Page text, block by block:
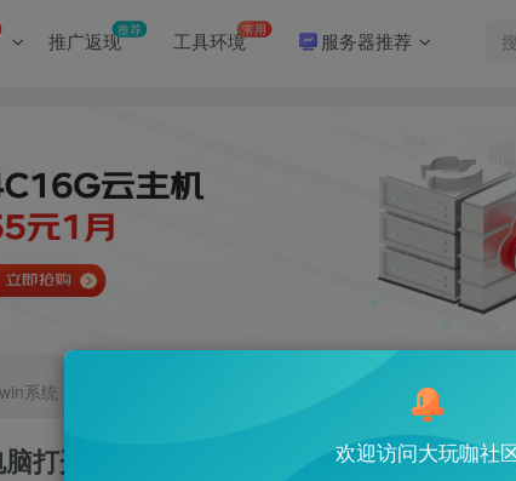
推广返现推荐 工具环境常用 服务器推荐
win系统
打开自带的虚拟机并安装centos7.6
欢迎访问大玩咖社